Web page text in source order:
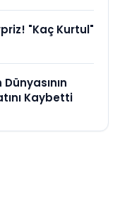
"Kaç Kurtul"
Kaybetti